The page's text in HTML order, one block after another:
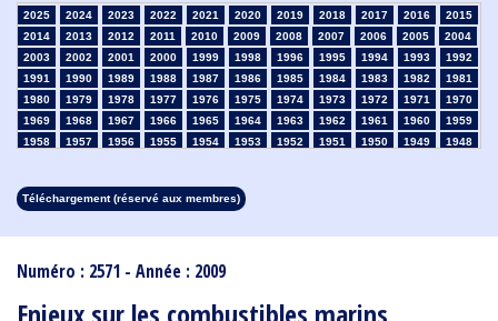
Numéro : 2571 - Année : 2009
2025 2024 2023 2022 2021 2020 2019 2018 2017 2016
2015
2014
2013 2012 2011 2010 2009 2008 2007 2006 2005
2004
2003
2002 2001 2000 1999 1998 1996 1995 1994 1993
1992
1991
1990 1989 1988 1987 1986 1985 1984 1983 1982
1981
1980
1979 1978 1977 1976 1975 1974 1973 1972 1971
1970
1969
1968 1967 1966 1965 1964 1963 1962 1961 1960
1959
1958
1957 1956 1955 1954 1953 1952 1951 1950 1949
1948
1913
1912 1911 1910 1909 1908
Téléchargement (réservé aux membres)